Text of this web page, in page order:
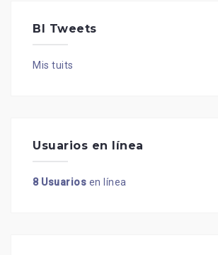
BI Tweets
Mis tuits
Usuarios en línea
8 Usuarios en línea